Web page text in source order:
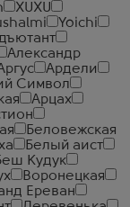
XUXU
Yoichi
Александр
Ардели
Символ
Арцах
Беловежская
Белый аист
Кудук
Воронецкая
Ереван